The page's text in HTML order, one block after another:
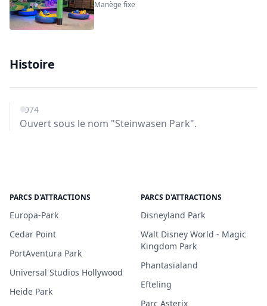
Manège fixe
Histoire
1974
Ouvert sous le nom "Steinwasen Park".
PARCS D'ATTRACTIONS
Europa-Park
Cedar Point
PortAventura Park
Universal Studios Hollywood
Heide Park
PARCS D'ATTRACTIONS
Disneyland Park
Walt Disney World - Magic
Kingdom Park
Phantasialand
Efteling
Parc Asterix